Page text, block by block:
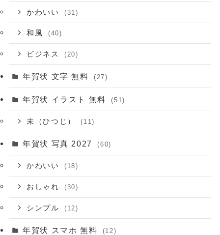
かわいい (31)
和風 (40)
ビジネス (20)
年賀状 文字 無料 (27)
年賀状 イラスト 無料 (51)
未（ひつじ） (11)
年賀状 写真 2027 (60)
かわいい (18)
おしゃれ (30)
シンプル (12)
年賀状 スマホ 無料 (12)